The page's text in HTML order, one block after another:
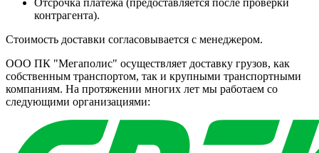
контрагента).
Стоимость доставки согласовывается с менеджером.
ООО ПК "Мегаполис" осуществляет доставку грузов, как
собственным транспортом, так и крупными транспортными
компаниям. На протяжении многих лет мы работаем со
следующими организациями: